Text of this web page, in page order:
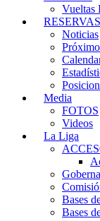
Vueltas
RESERVAS
Noticias
Media
FOTOS
Videos
La Liga
Bases
Bases